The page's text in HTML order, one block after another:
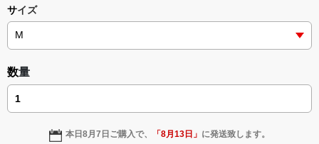
サイズ
数量
本日8月7日 ご購入で、 「8月13日 」 に発送致します。